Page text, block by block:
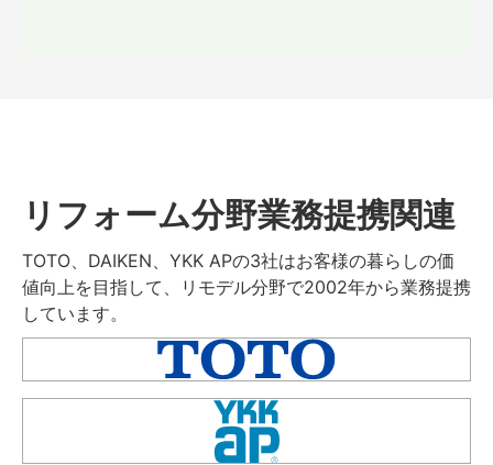
リフォーム分野業務提携関連
TOTO、DAIKEN、YKK APの3社はお客様の暮らしの価
値向上を目指して、リモデル分野で2002年から業務提携
しています。